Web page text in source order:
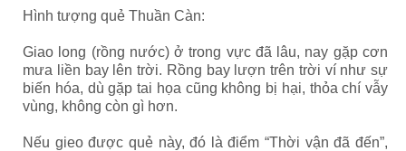
Hình tượng quẻ Thuần Càn:
Giao long (rồng nước) ở trong vực đã lâu, nay gặp cơn
mưa liền bay lên trời. Rồng bay lượn trên trời ví như sự
biến hóa, dù gặp tai họa cũng không bị hại, thỏa chí vẫy
vùng, không còn gì hơn.
Nếu gieo được quẻ này, đó là điểm “Thời vận đã đến”,